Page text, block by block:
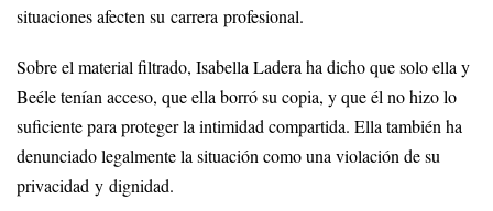
situaciones afecten su carrera profesional.
Sobre el material filtrado, Isabella Ladera ha dicho que solo ella y
Beéle tenían acceso, que ella borró su copia, y que él no hizo lo
suficiente para proteger la intimidad compartida. Ella también ha
denunciado legalmente la situación como una violación de su
privacidad y dignidad.